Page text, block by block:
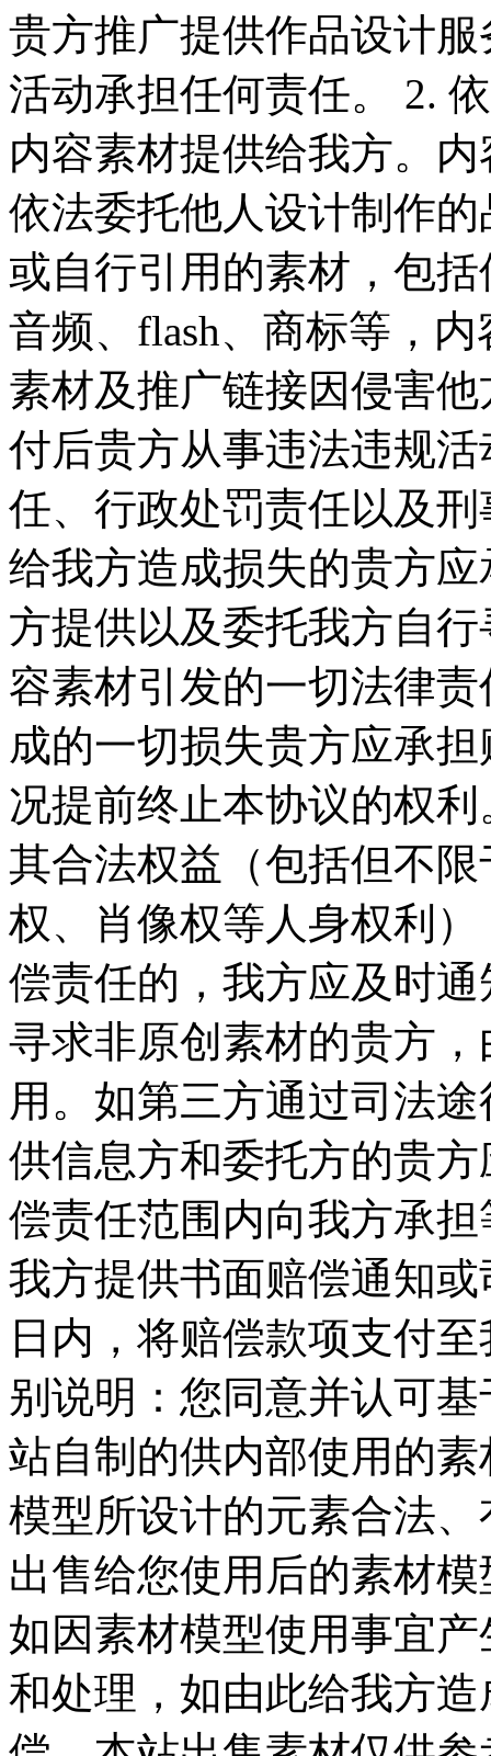
贵方推广提供作品设计
活动承担任何责任。 2.
内容素材提供给我方。
依法委托他人设计制作
或自行引用的素材，包
音频、flash、商标等，
素材及推广链接因侵害
付后贵方从事违法违规
任、行政处罚责任以及
给我方造成损失的贵方
方提供以及委托我方自
容素材引发的一切法律
成的一切损失贵方应承
况提前终止本协议的权
其合法权益（包括但不
权、肖像权等人身权利
偿责任的，我方应及时
寻求非原创素材的贵方
用。如第三方通过司法
供信息方和委托方的贵
偿责任范围内向我方承
我方提供书面赔偿通知
日内，将赔偿款项支付
别说明：您同意并认可
站自制的供内部使用的
模型所设计的元素合法
出售给您使用后的素材
如因素材模型使用事宜
和处理，如由此给我方